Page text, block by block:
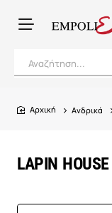
Αναζήτηση...
LAPIN
home
Ανδρικά